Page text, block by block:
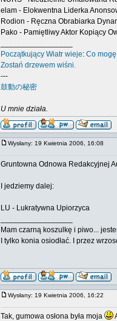
elam - Elokwentna Liderka
Rodion - Ręczna Obrabiarka
Pako - Pamiętliwy Aktor Kopiący
Początkujący Wiatr wieje: Co
Zostań drzewem wiśni.
---
鼓動の秘密
U mnie działa.
Wysłany: 19 Kwietnia 2006, 16:08
Gruntowna Odnowa Redakcyjnej
I jedziemy dalej:
LU - Lukratywna Upiorzyca
Mam czarną koszulkę i piwo...
I tylko konia osiodłać. I przez
Wysłany: 19 Kwietnia 2006, 16:22
Tak, gumowa osłona była moja